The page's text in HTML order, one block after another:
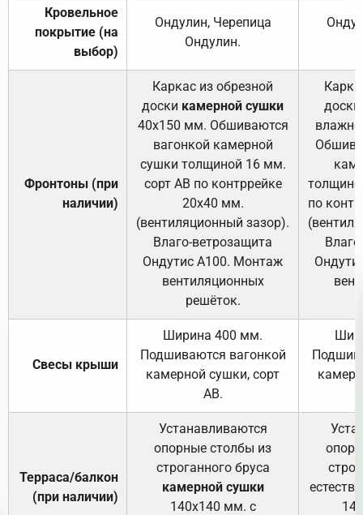
Кровельное
покрытие (на
выбор)
Ондулин, Черепица
Ондулин.
Фронтоны (при
наличии)
Каркас из обрезной
доски камерной сушки
40х150 мм. Обшиваются
вагонкой камерной
сушки толщиной 16 мм.
сорт АВ по контррейке
20х40 мм.
(вентиляционный зазор).
Влаго-ветрозащита
Ондутис А100. Монтаж
вентиляционных
решёток.
доски
по
Свесы крыши
Ширина 400 мм.
Подшиваются вагонкой
камерной сушки, сорт
АВ.
Терраса/балкон
(при наличии)
Устанавливаются
опорные столбы из
строганного бруса
камерной сушки
140х140 мм. с